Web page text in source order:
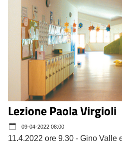
Lezione Paola Virgioli
09-04-2022 08:00
11.4.2022 ore 9.30 - Gino Valle